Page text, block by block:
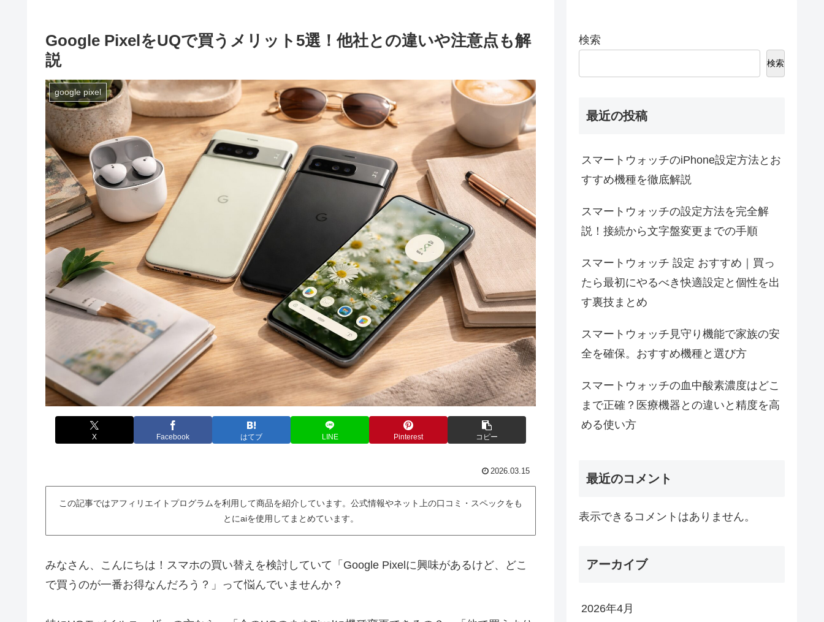
Google PixelをUQで買うメリット5選！他社との違いや注意点も解
説
google pixel
X Facebook はてブ LINE Pinterest コピー
2026.03.15
この記事ではアフィリエイトプログラムを利用して商品を紹介しています。公式情報やネット上の口コミ・スペックをも
とにaiを使用してまとめています。
みなさん、こんにちは！スマホの買い替えを検討していて「Google Pixelに興味があるけど、どこ
で買うのが一番お得なんだろう？」って悩んでいませんか？
検索
検索
最近の投稿
スマートウォッチのiPhone設定方法とお
すすめ機種を徹底解説
スマートウォッチの設定方法を完全解
説！接続から文字盤変更までの手順
スマートウォッチ 設定 おすすめ｜買っ
たら最初にやるべき快適設定と個性を出
す裏技まとめ
スマートウォッチ見守り機能で家族の安
全を確保。おすすめ機種と選び方
スマートウォッチの血中酸素濃度はどこ
まで正確？医療機器との違いと精度を高
める使い方
最近のコメント
表示できるコメントはありません。
アーカイブ
2026年4月